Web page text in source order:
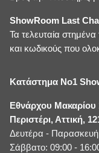
ShowRoom Last
Τα τελευταία
και κωδικούς που
Κατάστημα No1
Εθνάρχου Μακαρίου
Περιστέρι, Αττική,
Δευτέρα -
Σάββατο: 09:00 -